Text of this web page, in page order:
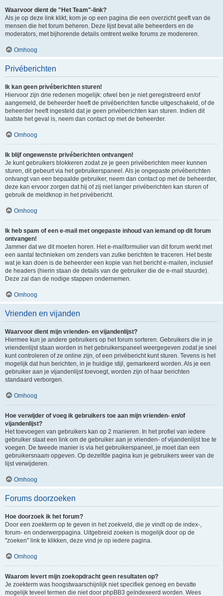
Waarvoor dient de "Het Team"-link?
Als je op deze link klikt, kom je op een pagina die een overzicht geeft van de
mensen die het forum beheren. Deze lijst bevat alle beheerders en de
moderators, met bijhorende details omtrent welke forums ze modereren.
Omhoog
Privéberichten
Ik kan geen privéberichten sturen!
Hiervoor zijn drie redenen mogelijk: ofwel ben je niet geregistreerd en/of
aangemeld, de beheerder heeft de privéberichten functie uitgeschakeld, of de
beheerder heeft ingesteld dat je geen privéberichten kan sturen. Indien dit
laatste het geval is, neem dan contact op met de beheerder.
Omhoog
Ik blijf ongewenste privéberichten ontvangen!
Je kunt gebruikers blokkeren zodat ze je geen privéberichten meer kunnen
sturen, dit gebeurt via het gebruikerspaneel. Als je ongepaste privéberichten
ontvangt van een bepaalde gebruiker, neem dan contact op met de beheerder,
deze kan ervoor zorgen dat hij of zij niet langer privéberichten kan sturen of
gebruik de meldknop in het privébericht.
Omhoog
Ik heb spam of een e-mail met ongepaste inhoud van iemand op dit forum
ontvangen!
Jammer dat we dit moeten horen. Het e-mailformulier van dit forum werkt met
een aantal technieken om zenders van zulke berichten te traceren. Het beste
wat je kan doen is de beheerder een kopie van het bericht e-mailen, inclusief
de headers (hierin staan de details van de gebruiker die de e-mail stuurde).
Deze zal dan de nodige stappen ondernemen.
Omhoog
Vrienden en vijanden
Waarvoor dient mijn vrienden- en vijandenlijst?
Hiermee kun je andere gebruikers op het forum sorteren. Gebruikers die in je
vriendenlijst staan worden in het gebruikerspaneel weergegeven zodat je snel
kunt controleren of ze online zijn, of een privébericht kunt sturen. Tevens is het
mogelijk dat hun berichten, in je huidige stijl, gemarkeerd worden. Als je een
gebruiker aan je vijandenlijst toevoegt, worden zijn of haar berichten
standaard verborgen.
Omhoog
Hoe verwijder of voeg ik gebruikers toe aan mijn vrienden- en/of
vijandenlijst?
Het toevoegen van gebruikers kan op 2 manieren. In het profiel van iedere
gebruiker staat een link om de gebruiker aan je vrienden- of vijandenlijst toe te
voegen. De tweede manier is via het gebruikerspaneel, je moet dan een
gebruikersnaam opgeven. Op dezelfde pagina kun je gebruikers weer van de
lijst verwijderen.
Omhoog
Forums doorzoeken
Hoe doorzoek ik het forum?
Door een zoekterm op te geven in het zoekveld, die je vindt op de index-,
forum- en onderwerppagina. Uitgebreid zoeken is mogelijk door op de
"zoeken" link te klikken, deze vind je op iedere pagina.
Omhoog
Waarom levert mijn zoekopdracht geen resultaten op?
Je zoekterm was hoogstwaarschijnlijk niet specifiek genoeg en bevatte
mogelijk teveel termen die niet door phpBB3 geïndexeerd worden. Wees